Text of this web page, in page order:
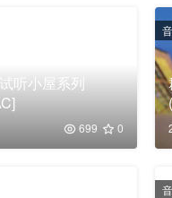
听小屋系列
699 0